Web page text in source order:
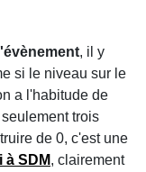
, il y
si le niveau sur le
a l'habitude de
trois
de 0, c'est une
à SDM, clairement